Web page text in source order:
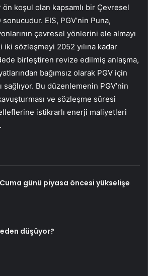
ön koşul olan kapsamlı bir Çevresel
sonucudur. EIS, PGV’nin Puna,
çevresel yönlerini ele almayı
iki sözleşmeyi 2052 yılına kadar
birleştiren revize edilmiş anlaşma,
bağımsız olarak PGV için
Bu düzenlemenin PGV’nin
ve sözleşme süresi
istikrarlı enerji maliyetleri
günü piyasa öncesi yükselişe
düşüyor?